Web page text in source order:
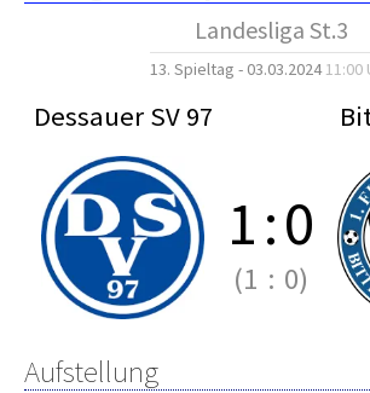
Landesliga St.3
13. Spieltag - 03.03.202411:00
Dessauer SV 97
1:0
(1 : 0)
Aufstellung